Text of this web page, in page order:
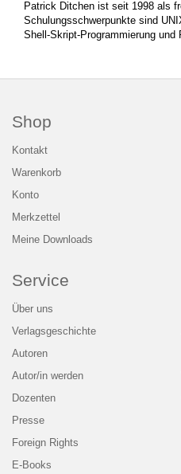
Patrick Ditchen ist seit 1998 als
Schulungsschwerpunkte sind
Shell-Skript-Programmierung und
Shop
Kontakt
Warenkorb
Konto
Merkzettel
Meine Downloads
Service
Über uns
Verlagsgeschichte
Autoren
Autor/in werden
Dozenten
Presse
Foreign Rights
E-Books